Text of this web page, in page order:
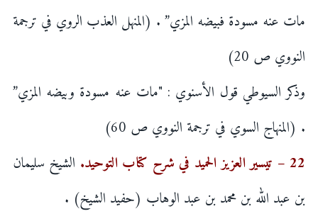
مات عنه مسودة فبيضه المزي” . (المنهل العذب الروي في ترجمة
النووي ص 20)
وذكر السيوطي قول الأسنوي : "مات عنه مسودة وبيضه المزي”
. (المنهاج السوي في ترجمة النووي ص 60)
22 – تيسير العزيز الحميد في شرح كتاب التوحيد.
الشيخ سليمان
بن عبد الله بن محمد بن عبد الوهاب (حفيد الشيخ) .